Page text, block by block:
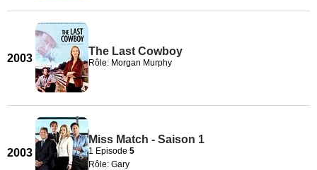
2003
The Last Cowboy
Rôle: Morgan Murphy
2003
Miss Match - Saison 1
1 Episode 5
Rôle: Gary